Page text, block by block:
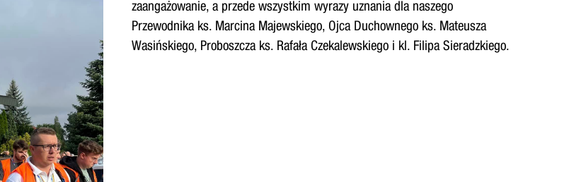
zaangażowanie, a przede wszystkim wyrazy uznania dla naszego
Przewodnika ks. Marcina Majewskiego, Ojca Duchownego ks. Mateusza
Wasińskiego, Proboszcza ks. Rafała Czekalewskiego i kl. Filipa Sieradzkiego.